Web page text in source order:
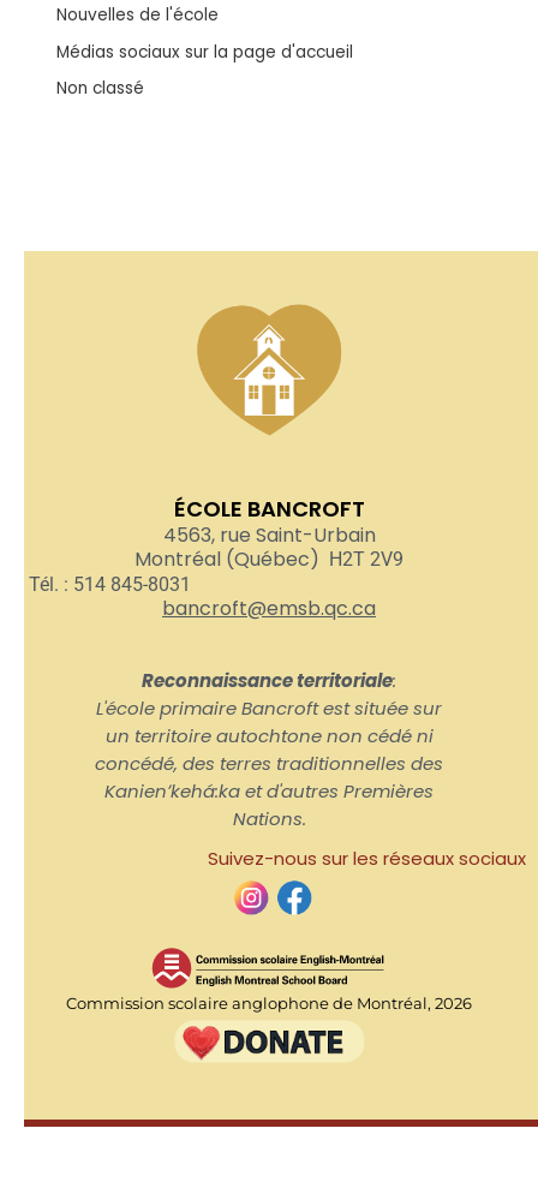
Nouvelles de l'école
Médias sociaux sur la page d'accueil
Non classé
ÉCOLE BANCROFT
4563, rue Saint-Urbain
Montréal (Québec) H2T 2V9
Tél. : 514 845-8031
bancroft@emsb.qc.ca
Reconnaissance territoriale:
L'école primaire Bancroft est située sur
un territoire autochtone non cédé ni
concédé, des terres traditionnelles des
Kanienʼkehá:ka et d'autres Premières
Nations.
Suivez-nous sur les réseaux sociaux
Commission scolaire anglophone de Montréal, 2026